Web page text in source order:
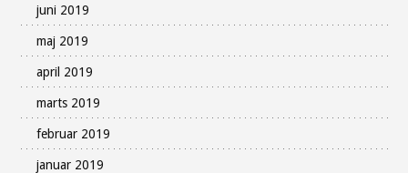
juni 2019
maj 2019
april 2019
marts 2019
februar 2019
januar 2019